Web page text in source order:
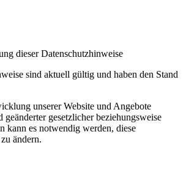
dieser Datenschutz­hinweise
sind aktuell gültig und haben den Stand
unserer Website und Angebote
geänderter gesetzlicher beziehungsweise
kann es notwendig werden, diese
ändern.